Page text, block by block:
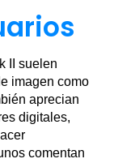
II suelen
imagen como
aprecian
digitales,
comentan